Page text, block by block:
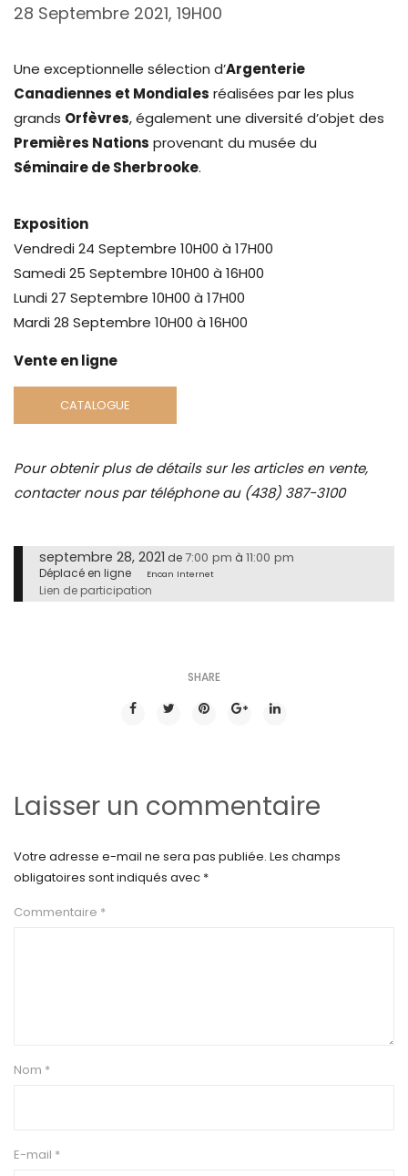
28 Septembre 2021, 19H00
Une exceptionnelle sélection d’Argenterie
Canadiennes et Mondiales réalisées par les plus
grands Orfèvres, également une diversité d’objet des
Premières Nations provenant du musée du
Séminaire de Sherbrooke.
Exposition
Vendredi 24 Septembre 10H00 à 17H00
Samedi 25 Septembre 10H00 à 16H00
Lundi 27 Septembre 10H00 à 17H00
Mardi 28 Septembre 10H00 à 16H00
Vente en ligne
CATALOGUE
Pour obtenir plus de détails sur les articles en vente,
contacter nous par téléphone au (438) 387-3100
septembre 28, 2021 de7:00 pm à 11:00 pm
Déplacé en ligne Encan Internet
Lien de participation
SHARE
Laisser un commentaire
Votre adresse e-mail ne sera pas publiée. Les champs
obligatoires sont indiqués avec *
Commentaire *
Nom *
E-mail *